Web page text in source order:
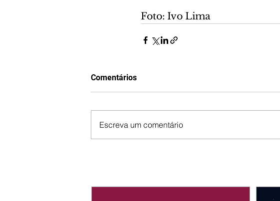
Foto: Ivo Lima
Comentários
Escreva um comentário